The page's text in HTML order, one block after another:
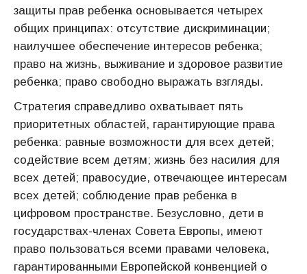
защиты прав ребенка основывается четырех
общих принципах: отсутствие дискриминации;
наилучшее обеспечение интересов ребенка;
право на жизнь, выживание и здоровое развитие
ребенка; право свободно выражать взгляды.
Стратегия справедливо охватывает пять
приоритетных областей, гарантирующие права
ребенка: равные возможности для всех детей;
содействие всем детям; жизнь без насилия для
всех детей; правосудие, отвечающее интересам
всех детей; соблюдение прав ребенка в
цифровом пространстве. Безусловно, дети в
государствах-членах Совета Европы, имеют
право пользоваться всеми правами человека,
гарантированными Европейской конвенцией о